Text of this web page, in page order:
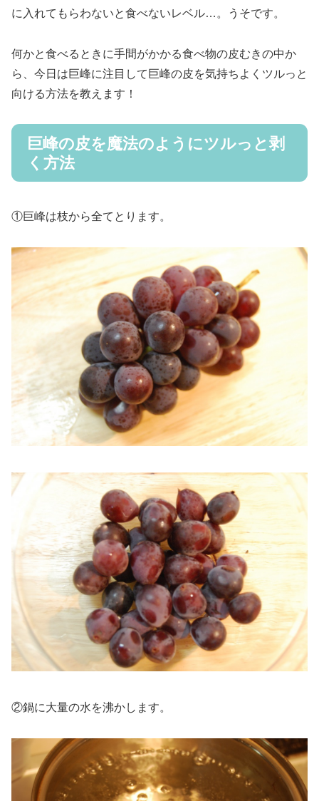
に入れてもらわないと食べないレベル…。うそです。
何かと食べるときに手間がかかる食べ物の皮むきの中か
ら、今日は巨峰に注目して巨峰の皮を気持ちよくツルっと
向ける方法を教えます！
巨峰の皮を魔法のようにツルっと剥
く方法
①巨峰は枝から全てとります。
②鍋に大量の水を沸かします。